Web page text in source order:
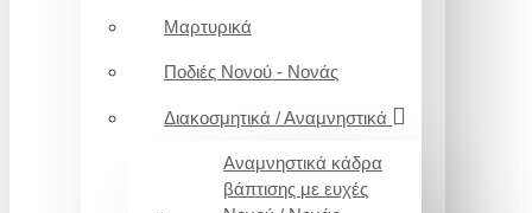
Μαρτυρικά
Ποδιές Νονού - Νονάς
Διακοσμητικά / Αναμνηστικά
Αναμνηστικά κάδρα
βάπτισης με ευχές